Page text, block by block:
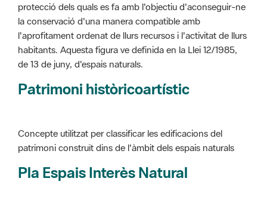
habitants. Aquesta figura ve definida en la Llei 12/1985,
de 13 de juny, d'espais naturals.
Patrimoni històricoartístic
Concepte utilitzat per classificar les edificacions del
Pla Espais Interès Natural
És un pla territorial sectorial que delimita un conjunt